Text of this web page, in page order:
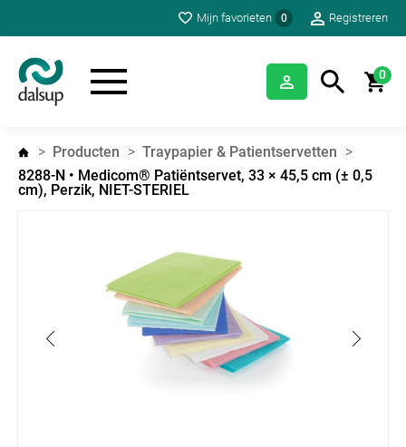
Mijn favorieten 0 Registreren
0
Producten
Traypapier & Patientservetten
8288-N • Medicom® Patiëntservet, 33 × 45,5 cm (± 0,5
cm), Perzik, NIET-STERIEL